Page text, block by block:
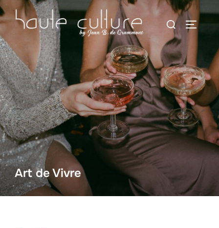
Zum
Inhalt
springen
Suchen
nach:
Art de Vivre